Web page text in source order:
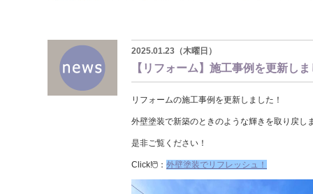
2025.01.23（木曜日）
【リフォーム】施工事例を更新し
リフォームの施工事例を更新しました！
外壁塗装で新築のときのような輝きを取り戻し
是非ご覧ください！
Click!🖱️： 外壁塗装でリフレッシュ！